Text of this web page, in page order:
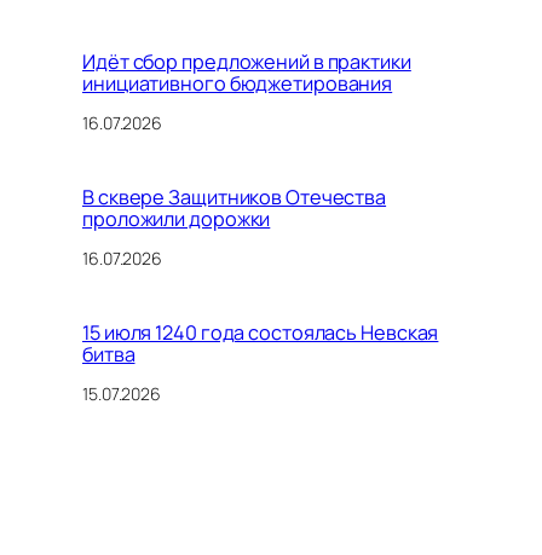
Идёт сбор предложений в практики
инициативного бюджетирования
16.07.2026
В сквере Защитников Отечества
проложили дорожки
16.07.2026
15 июля 1240 года состоялась Невская
битва
15.07.2026